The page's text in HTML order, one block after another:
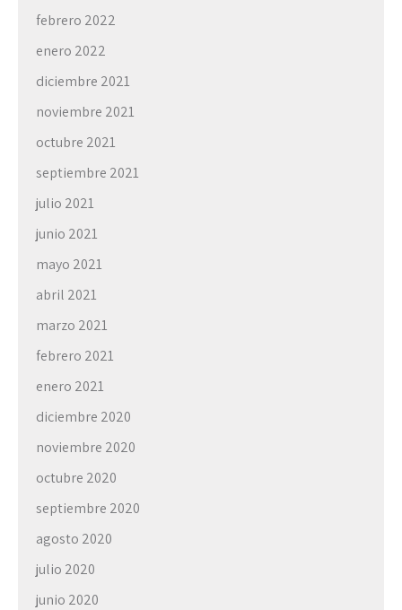
febrero 2022
enero 2022
diciembre 2021
noviembre 2021
octubre 2021
septiembre 2021
julio 2021
junio 2021
mayo 2021
abril 2021
marzo 2021
febrero 2021
enero 2021
diciembre 2020
noviembre 2020
octubre 2020
septiembre 2020
agosto 2020
julio 2020
junio 2020